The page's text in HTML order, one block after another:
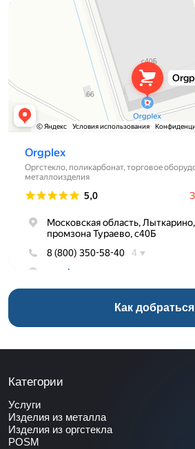
Оргстекло, поликарбонат в Лыткарине
Торговое оборудование в Лыткарине
Как добраться
Категории
Услуги
Изделия из металла
Изделия из оргстекла
POSM